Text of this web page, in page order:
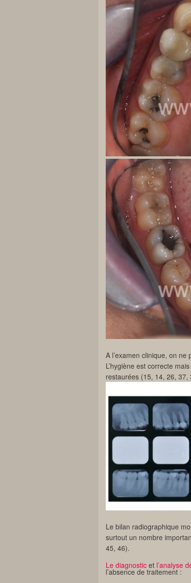
A l’examen clinique, on
L’hygiène est correcte
restaurées (15, 14, 26, 37,
Le bilan radiographique
surtout un nombre
45, 46).
Le diagnostic et l’analyse
l’absence de traitement :